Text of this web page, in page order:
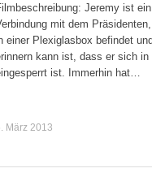
Jeremy ist
mit dem
einer Plexiglasbox befindet
kann ist, dass er sich
ist. Immerhin hat…
März 2013